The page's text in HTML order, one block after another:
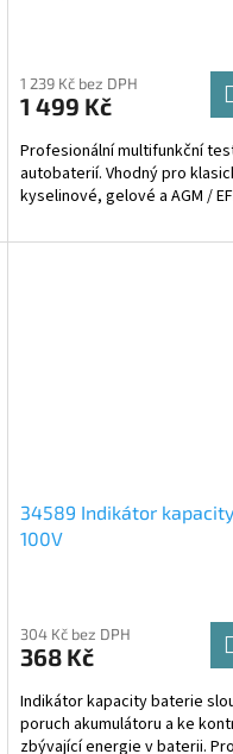
1 239 Kč bez DPH
1 499 Kč
Profesionální multifunkční
autobaterií. Vhodný pro
kyselinové, gelové a AGM /
34589 Indikátor
100V
304 Kč bez DPH
368 Kč
Indikátor kapacity baterie
poruch akumulátoru a ke
zbývající energie v baterii.